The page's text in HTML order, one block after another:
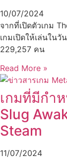
10/07/2024
จากที่เปิดตัวเกม
เกมเปิดให้เล่นใน
229,257 คน
Read More »
เกมที่มีกำ
Slug
Steam
11/07/2024